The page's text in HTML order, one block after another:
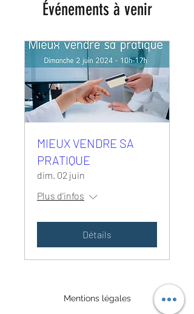
Événements à venir
MIEUX VENDRE SA
PRATIQUE
dim. 02 juin
Plus d'infos
Détails
Mentions légales